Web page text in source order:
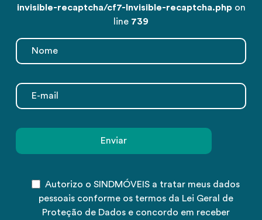
invisible-recaptcha/cf7-Invisible-recaptcha.php on
line 739
Autorizo o SINDMÓVEIS a tratar meus dados
pessoais conforme os termos da Lei Geral de
Proteção de Dados e concordo em receber